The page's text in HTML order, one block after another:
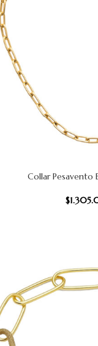
Collar Pesavento
$